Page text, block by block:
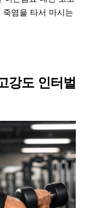
염을 타서 마시는
강도 인터벌